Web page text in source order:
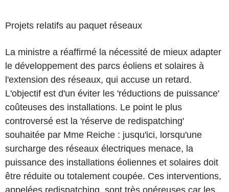
Projets relatifs au paquet réseaux
La ministre a réaffirmé la nécessité de mieux adapter
le développement des parcs éoliens et solaires à
l'extension des réseaux, qui accuse un retard.
L'objectif est d'un éviter les 'réductions de puissance'
coûteuses des installations. Le point le plus
controversé est la 'réserve de redispatching'
souhaitée par Mme Reiche : jusqu'ici, lorsqu'une
surcharge des réseaux électriques menace, la
puissance des installations éoliennes et solaires doit
être réduite ou totalement coupée. Ces interventions,
appelées redispatching, sont très onéreuses car les